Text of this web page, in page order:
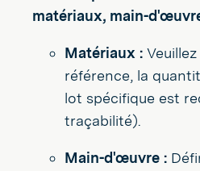
matériaux, main-
Matériaux :Veuillez
référence, la
lot spécifique est
traçabilité).
Main-d'œuvre :